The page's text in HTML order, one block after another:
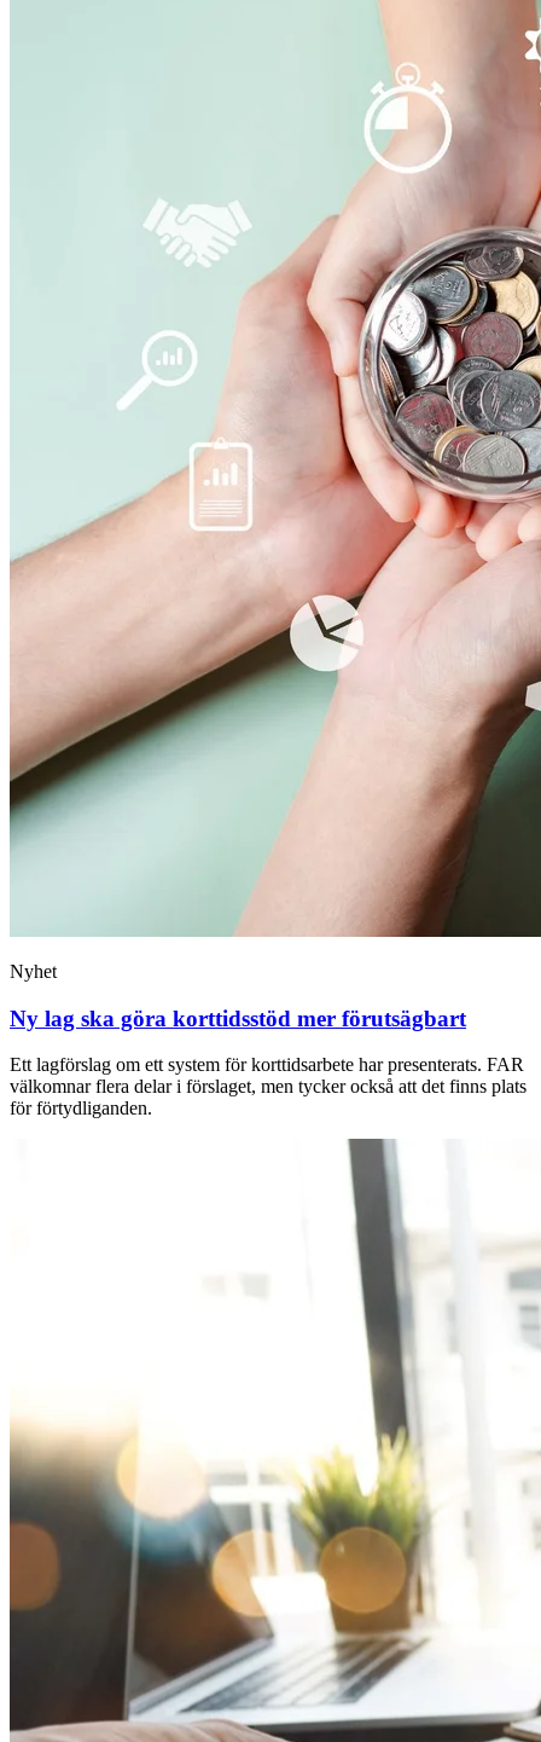
Nyhet
Ny lag ska göra korttidsstöd mer förutsägbart
Ett lagförslag om ett system för korttidsarbete har presenterats. FAR
välkomnar flera delar i förslaget, men tycker också att det finns plats
för förtydliganden.